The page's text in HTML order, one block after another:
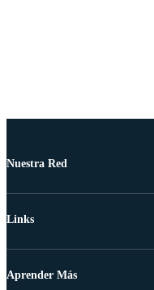
Nuestra Red
Links
Aprender Más